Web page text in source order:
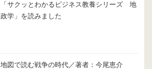
「サクッとわかるビジネス教養シリーズ 地
政学」を読みました
地図で読む戦争の時代／著者：今尾恵介